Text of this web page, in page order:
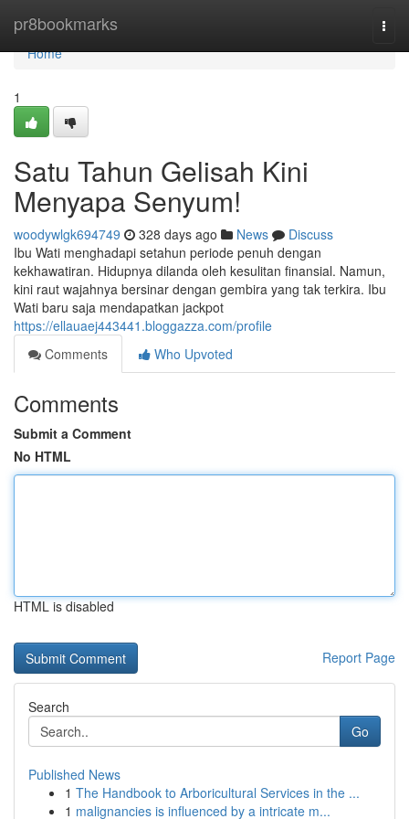
pr8bookmarks
Home
Home
1
Satu Tahun Gelisah Kini
Menyapa Senyum!
woodywlgk694749 328 days ago News
Discuss
Ibu Wati menghadapi setahun periode penuh dengan
kekhawatiran. Hidupnya dilanda oleh kesulitan finansial. Namun,
kini raut wajahnya bersinar dengan gembira yang tak terkira. Ibu
Wati baru saja mendapatkan jackpot
https://ellauaej443441.bloggazza.com/profile
Comments
Who Upvoted
Comments
Submit a Comment
No HTML
HTML is disabled
Report Page
Search
Go
Published News
1 The Handbook to Arboricultural Services in the ...
1 malignancies is influenced by a intricate m...